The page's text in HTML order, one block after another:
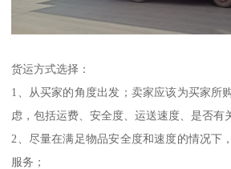
货运方式选择：
1、从买家的角度出发；卖家应该为买家所
虑，包括运费、安全度、运送速度、是否有
2、尽量在满足物品安全度和速度的情况下
服务；